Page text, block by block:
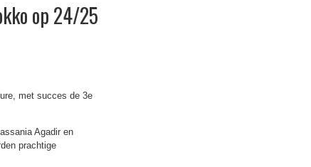
op 24/25
met succes de 3e
Agadir en
prachtige